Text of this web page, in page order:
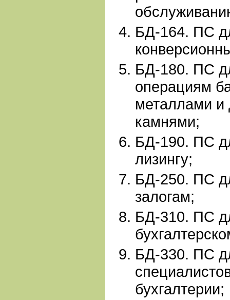
БД-164. ПС
БД-180. ПС
операциям
металлами и
камнями;
БД-190. ПС
лизингу;
БД-250. ПС
залогам;
БД-310. ПС
БД-330. ПС
бухгалтерии;